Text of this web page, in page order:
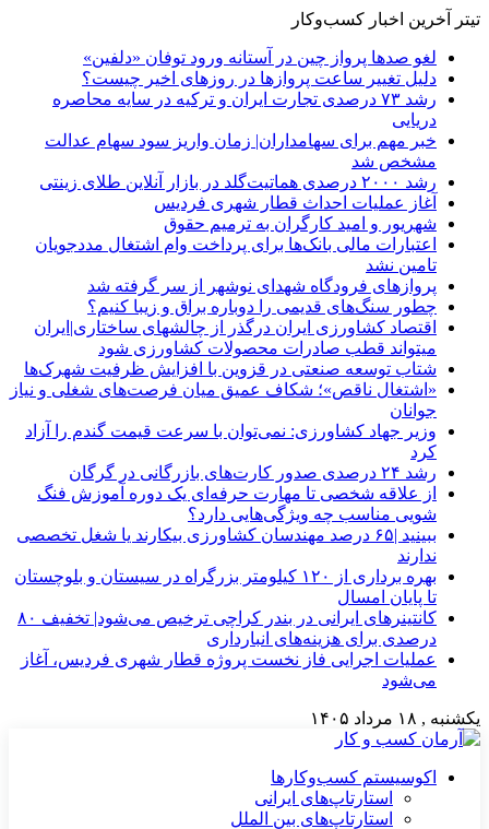
تیتر آخرین اخبار کسب‌وکار
لغو صدها پرواز چین در آستانه ورود توفان «دلفین»
دلیل تغییر ساعت پروازها در روزهای اخیر چیست؟
رشد ۷۳ درصدی تجارت ایران و ترکیه در سایه محاصره
دریایی
خبر مهم برای سهامداران| زمان واریز سود سهام عدالت
مشخص شد
رشد ۲۰۰۰ درصدی هماتیت‌گلد در بازار آنلاین طلای زینتی
آغاز عملیات احداث قطار شهری فردیس
شهریور و امید کارگران به ترمیم حقوق
اعتبارات مالی بانک‌ها برای پرداخت وام اشتغال مددجویان
تامین نشد
پروازهای فرودگاه شهدای نوشهر از سر گرفته شد
چطور سنگ‌های قدیمی را دوباره براق و زیبا کنیم؟
اقتصاد کشاورزی ایران درگذر از چالشهای ساختاری|ایران
میتواند قطب صادرات محصولات کشاورزی شود
شتاب توسعه صنعتی در قزوین با افزایش ظرفیت شهرک‌ها
«اشتغال ناقص»؛ شکاف عمیق میان فرصت‌های شغلی و نیاز
جوانان
وزیر جهاد کشاورزی: نمی‌توان با سرعت قیمت گندم را آزاد
کرد
رشد ۲۴ درصدی صدور کارت‌های بازرگانی در گرگان
از علاقه شخصی تا مهارت حرفه‌ای یک دوره آموزش فنگ
شویی مناسب چه ویژگی‌هایی دارد؟
ببینید |۶۵ درصد مهندسان کشاورزی بیکارند یا شغل تخصصی
ندارند
بهره برداری از ۱۲۰ کیلومتر بزرگراه در سیستان و بلوچستان
تا پایان امسال
کانتینرهای ایرانی در بندر کراچی ترخیص می‌شود| تخفیف ۸۰
درصدی برای هزینه‌های انبارداری
عملیات اجرایی فاز نخست پروژه قطار شهری فردیس، آغاز
می‌شود
یکشنبه , ۱۸ مرداد ۱۴۰۵
اکوسیستم کسب‌وکارها
استارتاپ‌های ایرانی
استارتاپ‌های بین الملل